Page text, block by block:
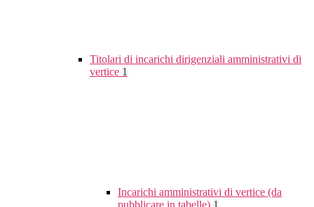
Titolari di incarichi dirigenziali amministrativi di
vertice 1
Incarichi amministrativi di vertice (da